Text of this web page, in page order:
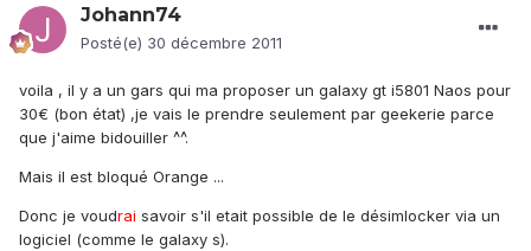
Johann74
Posté(e) 30 décembre 2011
voila , il y a un gars qui ma proposer un galaxy gt i5801 Naos pour
30€ (bon état) ,je vais le prendre seulement par geekerie parce
que j'aime bidouiller ^^.
Mais il est bloqué Orange ...
Donc je voudrai savoir s'il etait possible de le désimlocker via un
logiciel (comme le galaxy s).